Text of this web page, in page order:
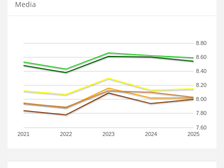
Media
2021 2022 2023 2024 2025
7.60
7.80
8.00
8.20
8.40
8.60
8.80